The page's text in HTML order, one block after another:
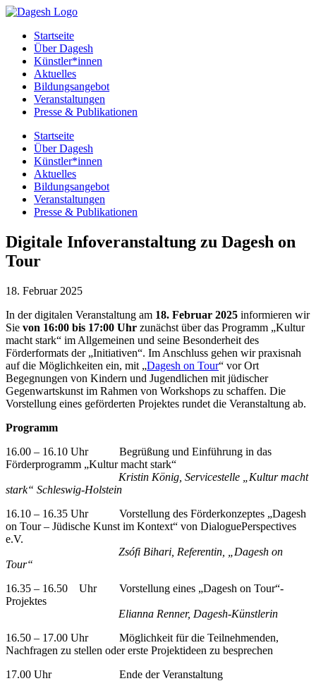
Startseite
Über Dagesh
Künstler*innen
Aktuelles
Bildungsangebot
Veranstaltungen
Presse & Publikationen
Startseite
Über Dagesh
Künstler*innen
Aktuelles
Bildungsangebot
Veranstaltungen
Presse & Publikationen
Digitale Infoveranstaltung zu Dagesh on
Tour
18. Februar 2025
In der digitalen Veranstaltung am 18. Februar 2025 informieren wir
Sie von 16:00 bis 17:00 Uhr zunächst über das Programm „Kultur
macht stark“ im Allgemeinen und seine Besonderheit des
Förderformats der „Initiativen“. Im Anschluss gehen wir praxisnah
auf die Möglichkeiten ein, mit „Dagesh on Tour“ vor Ort
Begegnungen von Kindern und Jugendlichen mit jüdischer
Gegenwartskunst im Rahmen von Workshops zu schaffen. Die
Vorstellung eines geförderten Projektes rundet die Veranstaltung ab.
Programm
16.00 – 16.10 Uhr Begrüßung und Einführung in das
Förderprogramm „Kultur macht stark“
Kristin König, Servicestelle „Kultur macht
stark“ Schleswig-Holstein
16.10 – 16.35 Uhr Vorstellung des Förderkonzeptes „Dagesh
on Tour – Jüdische Kunst im Kontext“ von DialoguePerspectives
e.V.
Zsófi Bihari, Referentin, „Dagesh on
Tour“
16.35 – 16.50 Uhr Vorstellung eines „Dagesh on Tour“-
Projektes
Elianna Renner, Dagesh-Künstlerin
16.50 – 17.00 Uhr Möglichkeit für die Teilnehmenden,
Nachfragen zu stellen oder erste Projektideen zu besprechen
17.00 Uhr Ende der Veranstaltung